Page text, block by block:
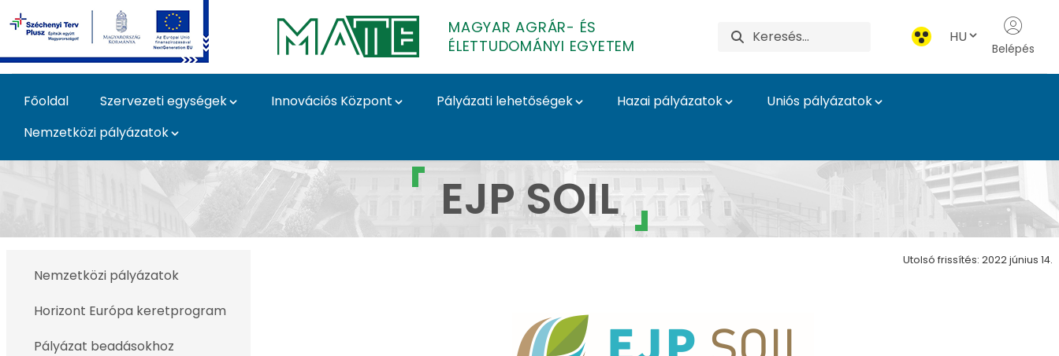
Ugrás a fő tartalomhoz
MAGYAR AGRÁR- ÉS
ÉLETTUDOMÁNYI EGYETEM
HU
Belépés
Főoldal Szervezeti egységek Innovációs Központ Pályázati lehetőségek Hazai pályázatok
Uniós pályázatok
Nemzetközi pályázatok
EJP SOIL - MATE pályázatok EJP SOIL
Nemzetközi pályázatok
Horizont Európa keretprogram
Pályázat beadásokhoz
Utolsó frissítés: 2022 június 14.